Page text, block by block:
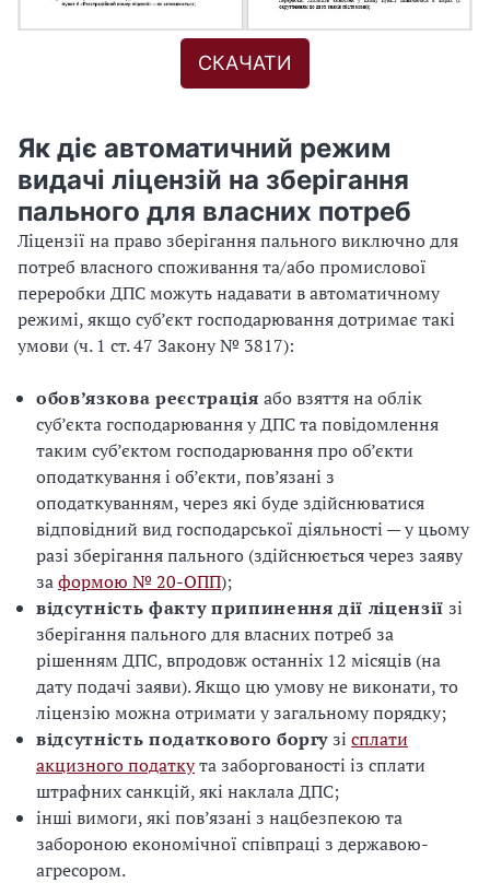
СКАЧАТИ
Як діє автоматичний режим
видачі ліцензій на зберігання
пального для власних потреб
Ліцензії на право зберігання пального виключно для
потреб власного споживання та/або промислової
переробки ДПС можуть надавати в автоматичному
режимі, якщо суб’єкт господарювання дотримає такі
умови (ч. 1 ст. 47 Закону № 3817):
обов’язкова реєстрація або взяття на облік
суб’єкта господарювання у ДПС та повідомлення
таким суб’єктом господарювання про об’єкти
оподаткування і об’єкти, пов’язані з
оподаткуванням, через які буде здійснюватися
відповідний вид господарської діяльності — у цьому
разі зберігання пального (здійснюється через заяву
заформою № 20-ОПП);
відсутність факту припинення дії ліцензії зі
зберігання пального для власних потреб за
рішенням ДПС, впродовж останніх 12 місяців (на
дату подачі заяви). Якщо цю умову не виконати, то
ліцензію можна отримати у загальному порядку;
відсутність податкового боргузісплати
акцизного податкута заборгованості із сплати
штрафних санкцій, які наклала ДПС;
інші вимоги, які пов’язані з нацбезпекою та
забороною економічної співпраці з державою-
агресором.